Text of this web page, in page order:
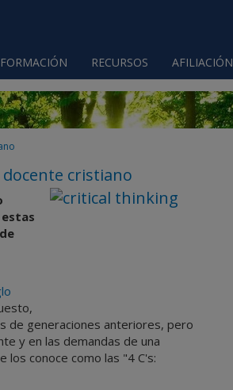
FORMACIÓN RECURSOS AFILIACIÓN
cristiano
de generaciones anteriores, pero
y en las demandas de una
los conoce como las "4 C's: